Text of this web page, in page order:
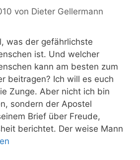
von Dieter Gellermann
was der gefährlichste
ist. Und welcher
kann am besten zum
beitragen? Ich will es euch
Zunge. Aber nicht ich bin
sondern der Apostel
Brief über Freude,
berichtet. Der weise Mann